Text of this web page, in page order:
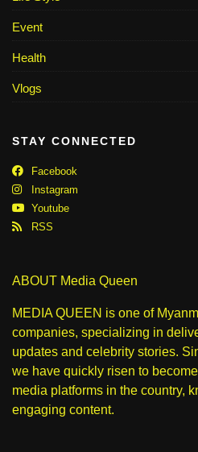
Event
Health
Vlogs
STAY CONNECTED
Facebook
Instagram
Youtube
RSS
ABOUT Media Queen
MEDIA QUEEN is one of
companies, specializing in
updates and celebrity stories.
we have quickly risen to
media platforms in the country,
engaging content.